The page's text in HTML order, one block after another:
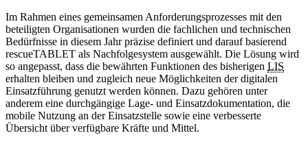
Im Rahmen eines gemeinsamen Anforderungsprozesses mit den
beteiligten Organisationen wurden die fachlichen und technischen
Bedürfnisse in diesem Jahr präzise definiert und darauf basierend
rescueTABLET als Nachfolgesystem ausgewählt. Die Lösung wird
so angepasst, dass die bewährten Funktionen des bisherigen LIS
erhalten bleiben und zugleich neue Möglichkeiten der digitalen
Einsatzführung genutzt werden können. Dazu gehören unter
anderem eine durchgängige Lage- und Einsatzdokumentation, die
mobile Nutzung an der Einsatzstelle sowie eine verbesserte
Übersicht über verfügbare Kräfte und Mittel.